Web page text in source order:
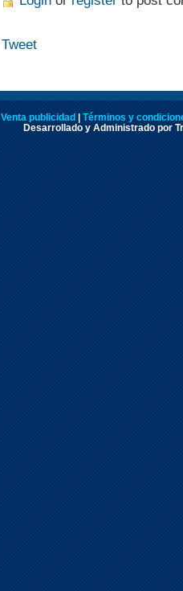
Tweet
Venta publicidad | Términos y
Desarrollado y Administrado por